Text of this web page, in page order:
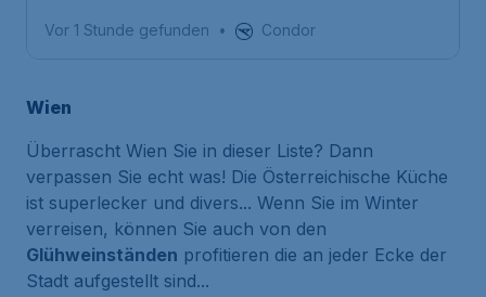
Vor 1 Stunde gefunden • Condor
Wien
Überrascht Wien Sie in dieser Liste? Dann
verpassen Sie echt was! Die Österreichische Küche
ist superlecker und divers... Wenn Sie im Winter
verreisen, können Sie auch von den
Glühweinständen profitieren die an jeder Ecke der
Stadt aufgestellt sind...